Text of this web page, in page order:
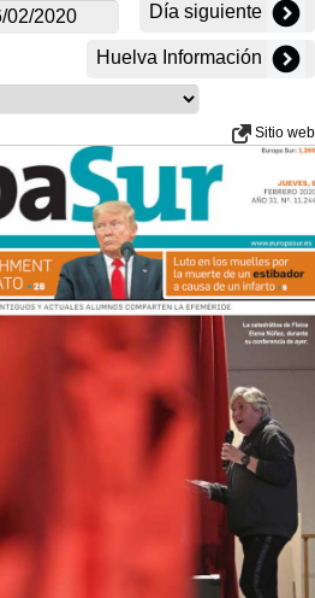
Día siguiente
Huelva Información
Sitio web